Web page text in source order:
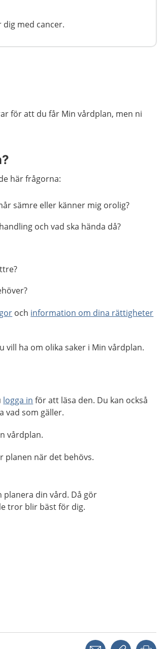
med cancer.
för att du får Min vårdplan, men ni
här frågorna:
sämre eller känner mig orolig?
och vad ska hända då?
och information om dina rättigheter
ha om olika saker i Min vårdplan.
logga in för att läsa den. Du kan också
vad som gäller.
vårdplan.
planen när det behövs.
planera din vård. Då gör
tror blir bäst för dig.
Dela via mejlKopiera länk